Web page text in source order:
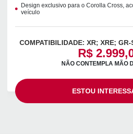
Design exclusivo para o Corolla Cross,
veículo
COMPATIBILIDADE: XR; XRE; GR-
R$
NÃO CONTEMPLA MÃO
ESTOU